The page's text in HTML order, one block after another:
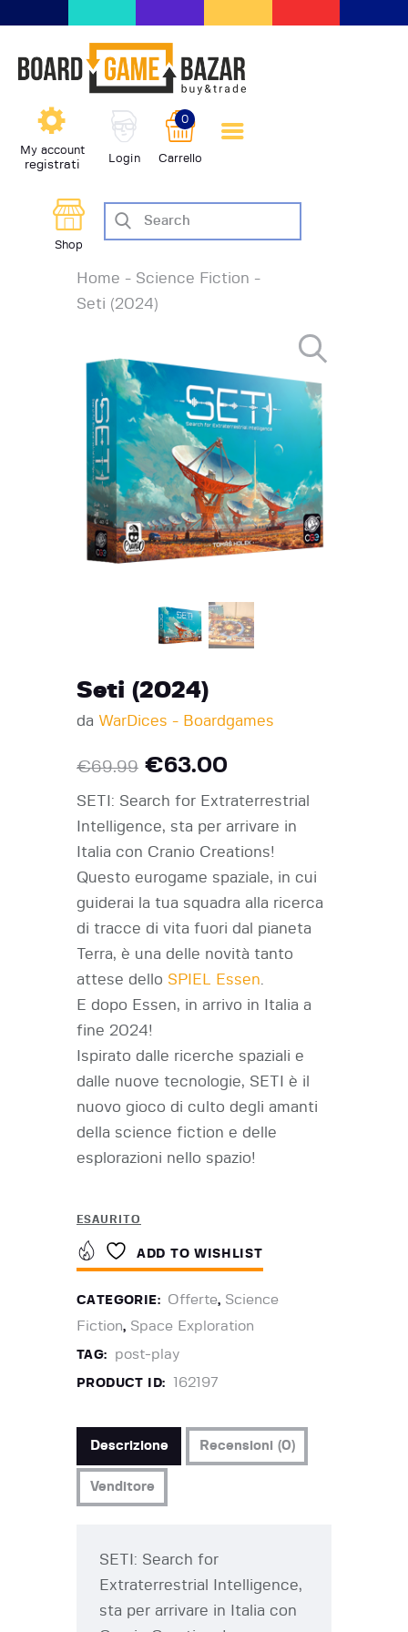
My account
registrati Login Carrello
0
Shop
BoardGameBazar | vendita e
scambio giochi da tavolo
BoardGameBazar
HOME
SHOP
VENDI
AIUTO
EVENTI
Home
Science Fiction
Seti (2024)
Seti (2024)
da WarDices - Boardgames
€69.99 €63.00
SETI: Search for Extraterrestrial
Intelligence, sta per arrivare in
Italia con Cranio Creations!
Questo eurogame spaziale, in cui
guiderai la tua squadra alla ricerca
di tracce di vita fuori dal pianeta
Terra, è una delle novità tanto
attese dello SPIEL Essen
E dopo Essen, in arrivo in Italia a
fine 2024!
Ispirato dalle ricerche spaziali e
dalle nuove tecnologie, SETI è il
nuovo gioco di culto degli amanti
della science fiction e delle
esplorazioni nello spazio!
ESAURITO
ADD TO WISHLIST
CATEGORIE: Offerte, Science
Fiction, Space Exploration
TAG: post-play
PRODUCT ID: 162197
Descrizione Recensioni (0)
Venditore
SETI: Search for
Extraterrestrial Intelligence,
sta per arrivare in Italia con